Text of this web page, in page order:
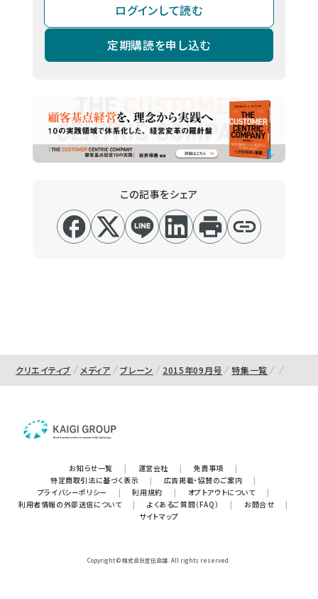
ログインして読む
定期購読を申し込む
この記事をシェア
クリエイティブ メディア ブレーン 2015年09月号 特集一覧
お知らせ一覧 | 運営会社 | 免責事項
|
特定商取引法に基づく表示
| 広告掲載・協賛のご案内
|
プライバシーポリシー
| 利用規約 | オプトアウトについて
|
利用者情報の外部送信について
| よくあるご質問（FAQ） | お問合せ
|
サイトマップ
Copyright © 株式会社宣伝会議. All rights reserved.